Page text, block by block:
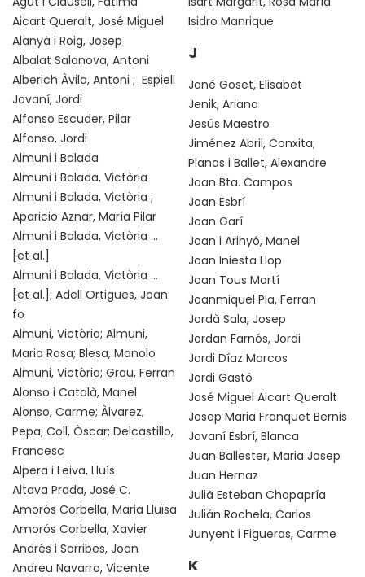
Aicart Queralt, José Miguel
Alanyà i Roig, Josep
Albalat Salanova, Antoni
Alberich Àvila, Antoni ; Espiell
Jovaní, Jordi
Alfonso Escuder, Pilar
Alfonso, Jordi
Almuni i Balada
Almuni i Balada, Victòria
Almuni i Balada, Victòria ;
Aparicio Aznar, María Pilar
Almuni i Balada, Victòria ...
[et al.]
Almuni i Balada, Victòria ...
[et al.]; Adell Ortigues, Joan:
fo
Almuni, Victòria; Almuni,
Maria Rosa; Blesa, Manolo
Almuni, Victòria; Grau, Ferran
Alonso i Català, Manel
Alonso, Carme; Àlvarez,
Pepa; Coll, Òscar; Delcastillo,
Francesc
Alpera i Leiva, Lluís
Altava Prada, José C.
Amorós Corbella, Maria Lluïsa
Amorós Corbella, Xavier
Andrés i Sorribes, Joan
Andreu Navarro, Vicente
Isidro Manrique
J
Jané Goset, Elisabet
Jenik, Ariana
Jesús Maestro
Jiménez Abril, Conxita;
Planas i Ballet, Alexandre
Joan Bta. Campos
Joan Esbrí
Joan Garí
Joan i Arinyó, Manel
Joan Iniesta Llop
Joan Tous Martí
Joanmiquel Pla, Ferran
Jordà Sala, Josep
Jordan Farnós, Jordi
Jordi Díaz Marcos
Jordi Gastó
José Miguel Aicart Queralt
Josep Maria Franquet Bernis
Jovaní Esbrí, Blanca
Juan Ballester, Maria Josep
Juan Hernaz
Julià Esteban Chapapría
Julián Rochela, Carlos
Junyent i Figueras, Carme
K